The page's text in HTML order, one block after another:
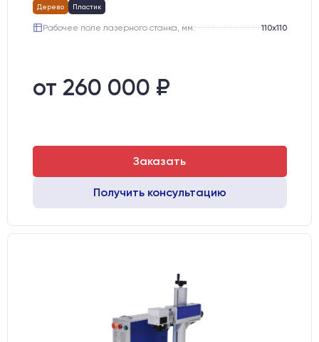
Дерево Пластик
Рабочее поле лазерного станка, мм: 110х110
от 260 000 ₽
Заказать
Получить консультацию